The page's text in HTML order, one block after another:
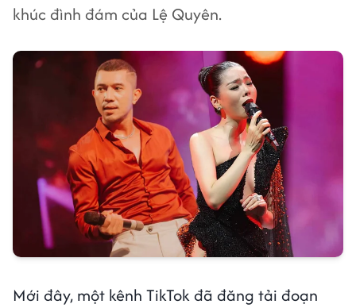
khúc đình đám của Lệ Quyên.
Mới đây, một kênh TikTok đã đăng tải đoạn